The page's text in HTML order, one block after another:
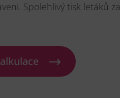
Spolehlivý tisk letáků za